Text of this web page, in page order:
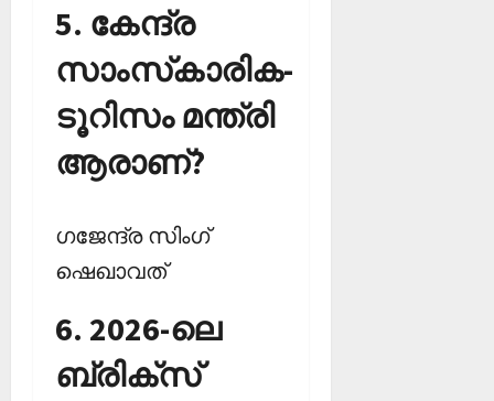
5. കേന്ദ്ര
സാംസ്‌കാരിക-
ടൂറിസം മന്ത്രി
ആരാണ്?
ഗജേന്ദ്ര സിംഗ്
ഷെഖാവത്
‌6. 2026-ലെ
ബ്രിക്‌സ്